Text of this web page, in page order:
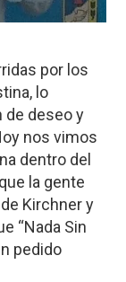
por los
lo
de deseo y
nos vimos
dentro del
la gente
Kirchner y
“Nada Sin
pedido